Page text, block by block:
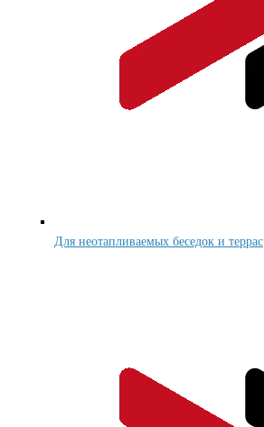
Для неотапливаемых беседок и террас